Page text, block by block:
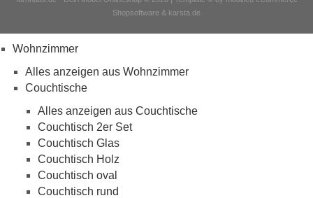
Shopsoftware & karsta.de
Wohnzimmer
Alles anzeigen aus Wohnzimmer
Couchtische
Alles anzeigen aus Couchtische
Couchtisch 2er Set
Couchtisch Glas
Couchtisch Holz
Couchtisch oval
Couchtisch rund